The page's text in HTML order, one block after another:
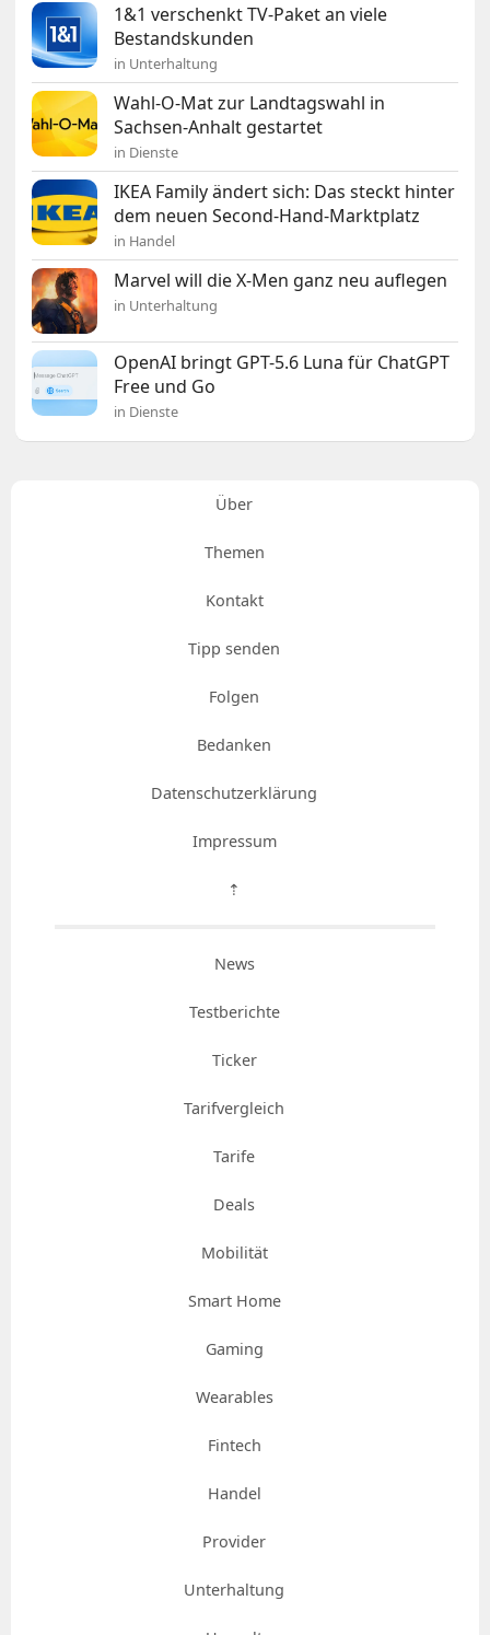
1&1 verschenkt TV-Paket an viele
Bestandskunden
in Unterhaltung
Wahl-O-Mat zur Landtagswahl in
Sachsen-Anhalt gestartet
in Dienste
IKEA Family ändert sich: Das steckt hinter
dem neuen Second-Hand-Marktplatz
in Handel
Marvel will die X-Men ganz neu auflegen
in Unterhaltung
OpenAI bringt GPT-5.6 Luna für ChatGPT
Free und Go
in Dienste
Über
Themen
Kontakt
Tipp senden
Folgen
Bedanken
Datenschutzerklärung
Impressum
⇡
News
Testberichte
Ticker
Tarifvergleich
Tarife
Deals
Mobilität
Smart Home
Gaming
Wearables
Fintech
Handel
Provider
Unterhaltung